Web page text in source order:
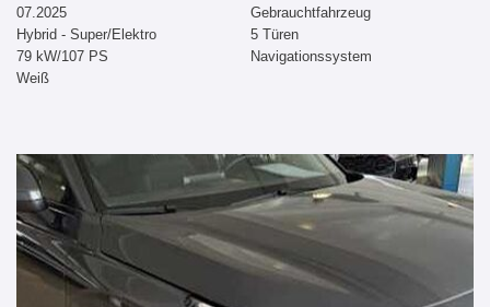
07.2025
Hybrid - Super/Elektro
79 kW/107 PS
Weiß
Gebrauchtfahrzeug
5 Türen
Navigationssystem